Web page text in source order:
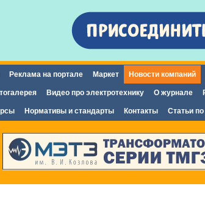
содержанию
Реклама на портале Маркет Новости компаний
Видео про электротехнику О журнале
Нормативы и стандарты Контакты Статьи